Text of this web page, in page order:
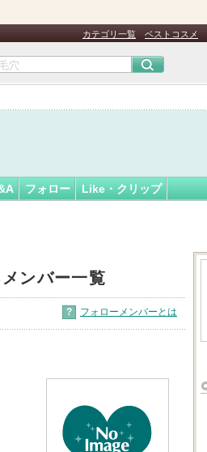
カテゴリ一覧 ベストコスメ
ん
認
証
フォロー Like・クリップ
ンバー一覧
? フォローメンバーとは